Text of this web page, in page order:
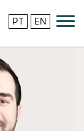
PT EN